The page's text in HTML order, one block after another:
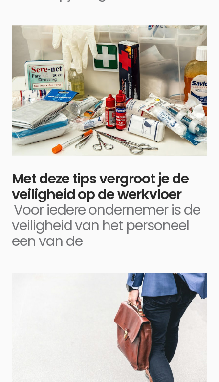
Met deze tips vergroot je de
veiligheid op de werkvloer
Voor iedere ondernemer is de
veiligheid van het personeel
een van de